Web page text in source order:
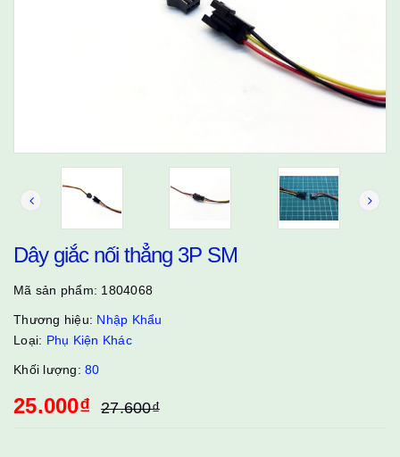
Dây giắc nối thẳng 3P SM
Mã sản phẩm: 1804068
Thương hiệu: Nhập Khẩu
Loại: Phụ Kiện Khác
Khối lượng: 80
25.000₫ 27.600₫